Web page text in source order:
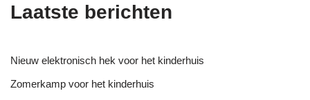
Laatste berichten
Nieuw elektronisch hek voor het kinderhuis
Zomerkamp voor het kinderhuis